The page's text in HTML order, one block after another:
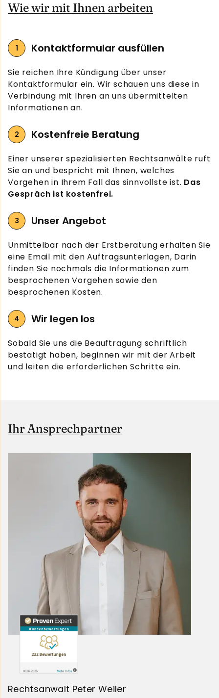
Wie wir mit Ihnen arbeiten
Kontaktformular ausfüllen
Sie reichen Ihre Kündigung über unser
Kontaktformular ein. Wir schauen uns diese in
Verbindung mit Ihren an uns übermittelten
Informationen an.
Kostenfreie Beratung
Einer unserer spezialisierten Rechtsanwälte ruft
Sie an und bespricht mit Ihnen, welches
Vorgehen in Ihrem Fall das sinnvollste ist. Das
Gespräch ist kostenfrei.
Unser Angebot
Unmittelbar nach der Erstberatung erhalten Sie
eine Email mit den Auftragsunterlagen, Darin
finden Sie nochmals die Informationen zum
besprochenen Vorgehen sowie den
besprochenen Kosten.
Wir legen los
Sobald Sie uns die Beauftragung schriftlich
bestätigt haben, beginnen wir mit der Arbeit
und leiten die erforderlichen Schritte ein.
Ihr Ansprechpartner
Rechtsanwalt Peter Weiler